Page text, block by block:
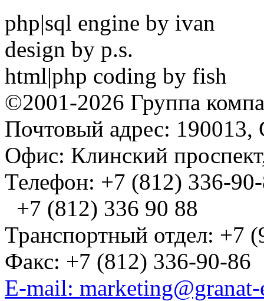
php|sql engine by ivan
design by p.s.
html|php coding by fish
©2001-2026 Группа
Почтовый адрес: 190013,
Офис: Клинский
Телефон: +7 (812) 336-
+7 (812) 336 90 88
Транспортный отдел: +7
Факс: +7 (812) 336-90-86
E-mail: